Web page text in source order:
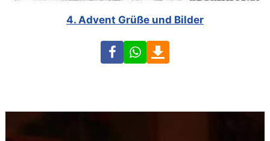
4. Advent Grüße und Bilder
FacebookWhatsApp